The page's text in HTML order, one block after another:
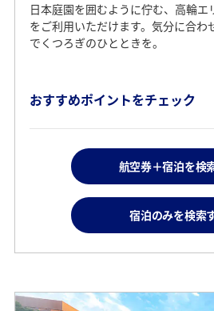
日本庭園を囲むように佇む、高輪エ
をご利用いただけます。気分に合わ
でくつろぎのひとときを。
おすすめポイントをチェック
航空券＋宿泊を検
宿泊のみを検索